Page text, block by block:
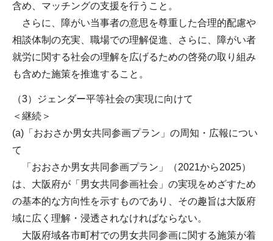
含め、マッチングの支援を行うこと。
さらに、障がい当事者の意思を尊重した合理的配慮や
相談体制の充実、職場での理解促進、さらに、障がい者
就労に関する社会の理解を広げるための啓発の取り組み
も含めた施策を推進すること。
（3）ジェンダー平等社会の実現に向けて
＜継続＞
(a)「おおさか男女共同参画プラン」の周知・広報につい
て
「おおさか男女共同参画プラン」（2021から2025）
は、大阪府が「男女共同参画社会」の実現をめざすため
の基本的な方向性を示すものであり、その趣旨は大阪府
域に広く理解・浸透されなければならない。
大阪府域各市町村での男女共同参画に関する施策が着